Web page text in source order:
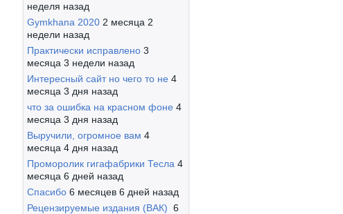
неделя назад
Gymkhana 2020 2 месяца 2
недели назад
Практически исправлено 3
месяца 3 недели назад
Интересный сайт но чего то не 4
месяца 3 дня назад
что за ошибка на красном фоне 4
месяца 3 дня назад
Выручили, огромное вам 4
месяца 4 дня назад
Проморолик гигафабрики Тесла 4
месяца 6 дней назад
Спасибо 6 месяцев 6 дней назад
Рецензируемые издания (ВАК) 6